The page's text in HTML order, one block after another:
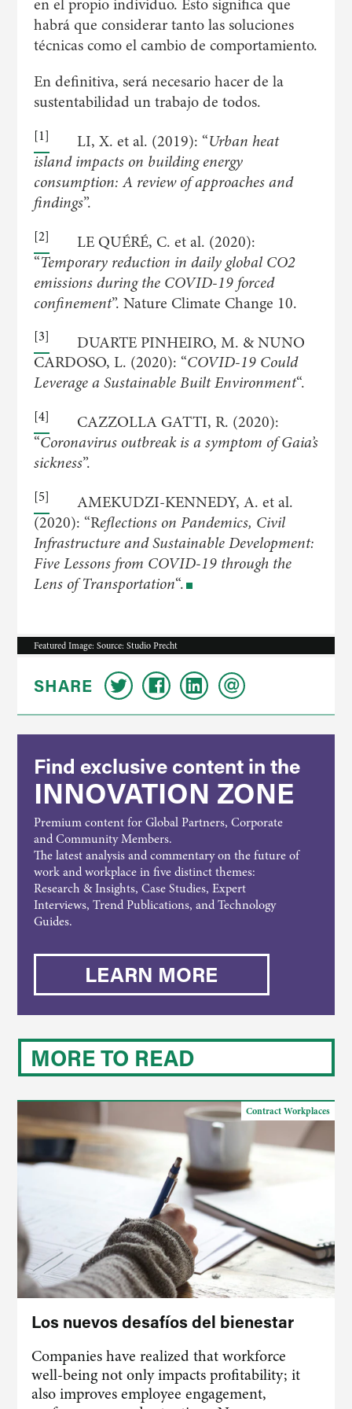
en el propio individuo. Esto significa que
habrá que considerar tanto las soluciones
técnicas como el cambio de comportamiento.
En definitiva, será necesario hacer de la
sustentabilidad un trabajo de todos.
[1] LI, X. et al. (2019): “Urban heat
island impacts on building energy
consumption: A review of approaches and
findings”.
[2]
LE QUÉRÉ, C. et al. (2020):
“Temporary reduction in daily global CO2
emissions during the COVID-19 forced
confinement”. Nature Climate Change 10.
[3]
DUARTE PINHEIRO, M. & NUNO
CARDOSO, L. (2020): “COVID-19 Could
Leverage a Sustainable Built Environment“.
[4]
CAZZOLLA GATTI, R. (2020):
“Coronavirus outbreak is a symptom of Gaia’s
sickness”.
[5]
AMEKUDZI-KENNEDY, A. et al.
(2020): “Reflections on Pandemics, Civil
Infrastructure and Sustainable Development:
Five Lessons from COVID-19 through the
Lens of Transportation“.
Featured Image: Source: Studio Precht
SHARE
Find exclusive content in the
INNOVATION ZONE
Premium content for Global Partners, Corporate
and Community Members.
The latest analysis and commentary on the future of
work and workplace in five distinct themes:
Research & Insights, Case Studies, Expert
Interviews, Trend Publications, and Technology
Guides.
LEARN MORE
MORE TO READ
Contract Workplaces
Los nuevos desafíos del bienestar
Companies have realized that workforce
well-being not only impacts profitability; it
also improves employee engagement,